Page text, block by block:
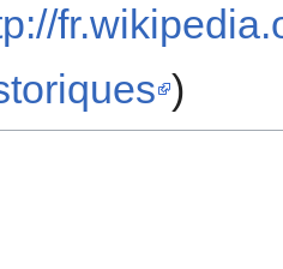
)